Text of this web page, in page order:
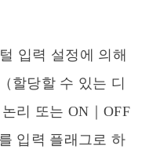
입력 설정에 의해
할당할 수 있는 디
리 또는 ON｜OFF
입력 플래그로 하